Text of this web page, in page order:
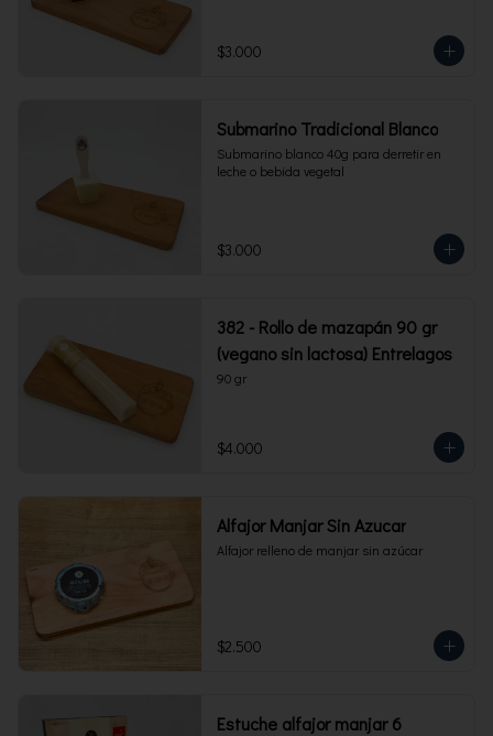
$3.000
Submarino Tradicional Blanco
Submarino blanco 40g para derretir en
leche o bebida vegetal
$3.000
382 - Rollo de mazapán 90 gr
(vegano sin lactosa) Entrelagos
90 gr
$4.000
Alfajor Manjar Sin Azucar
Alfajor relleno de manjar sin azúcar
$2.500
Estuche alfajor manjar 6